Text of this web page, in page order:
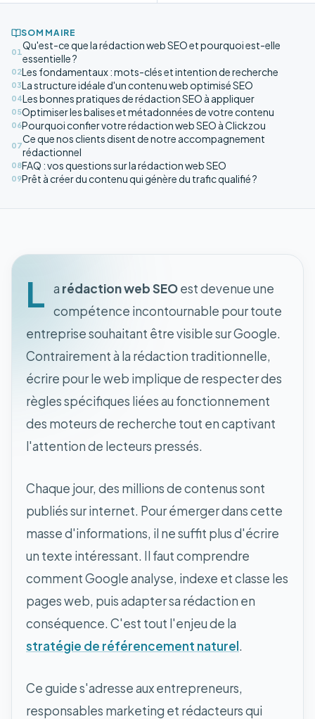
SOMMAIRE
01
Qu'est-ce que la rédaction web SEO et pourquoi est-elle
essentielle ?
02Les fondamentaux : mots-clés et intention de recherche
03La structure idéale d'un contenu web optimisé SEO
04Les bonnes pratiques de rédaction SEO à appliquer
05Optimiser les balises et métadonnées de votre contenu
06Pourquoi confier votre rédaction web SEO à Clickzou
07
Ce que nos clients disent de notre accompagnement
rédactionnel
08FAQ : vos questions sur la rédaction web SEO
09Prêt à créer du contenu qui génère du trafic qualifié ?
L a rédaction web SEOest devenue une
compétence incontournable pour toute
entreprise souhaitant être visible sur Google.
Contrairement à la rédaction traditionnelle,
écrire pour le web implique de respecter des
règles spécifiques liées au fonctionnement
des moteurs de recherche tout en captivant
l'attention de lecteurs pressés.
Chaque jour, des millions de contenus sont
publiés sur internet. Pour émerger dans cette
masse d'informations, il ne suffit plus d'écrire
un texte intéressant. Il faut comprendre
comment Google analyse, indexe et classe les
pages web, puis adapter sa rédaction en
conséquence. C'est tout l'enjeu de la
stratégie de référencement naturel.
Ce guide s'adresse aux entrepreneurs,
responsables marketing et rédacteurs qui